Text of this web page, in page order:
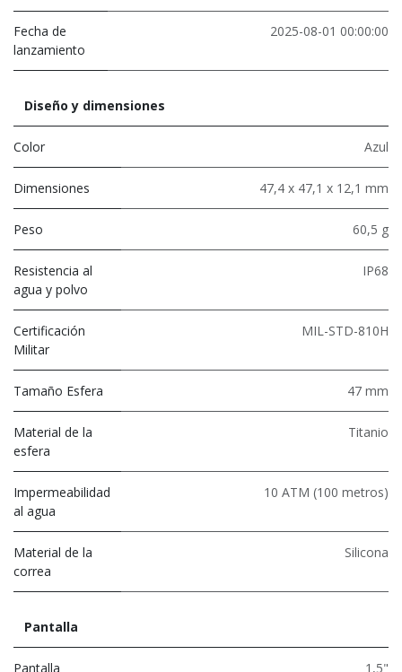
Fecha de
lanzamiento
2025-08-01 00:00:00
Diseño y dimensiones
Color Azul
Dimensiones 47,4 x 47,1 x 12,1 mm
Peso 60,5 g
Resistencia al
agua y polvo
IP68
Certificación
Militar
MIL-STD-810H
Tamaño Esfera 47 mm
Material de la
esfera
Titanio
Impermeabilidad
al agua
10 ATM (100 metros)
Material de la
correa
Silicona
Pantalla
Pantalla
1,5"